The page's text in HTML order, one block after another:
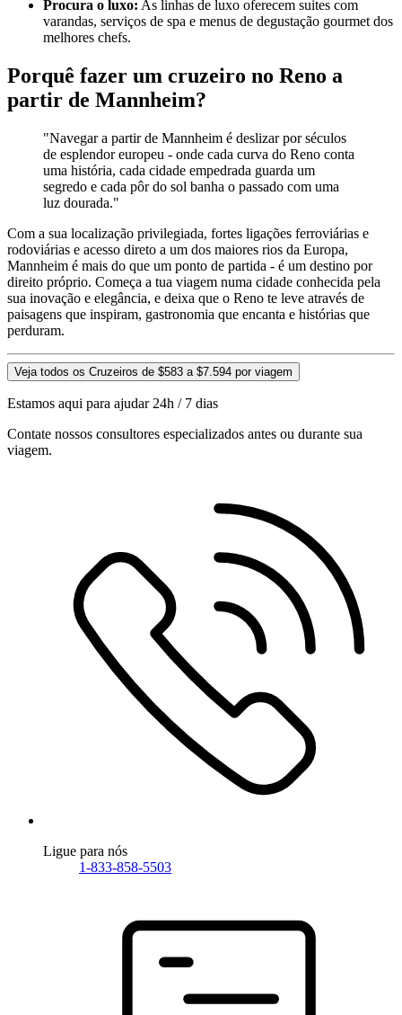
Procura o luxo: As linhas de luxo oferecem suites com
varandas, serviços de spa e menus de degustação gourmet dos
melhores chefs.
Porquê fazer um cruzeiro no Reno a
partir de Mannheim?
"Navegar a partir de Mannheim é deslizar por séculos
de esplendor europeu - onde cada curva do Reno conta
uma história, cada cidade empedrada guarda um
segredo e cada pôr do sol banha o passado com uma
luz dourada."
Com a sua localização privilegiada, fortes ligações ferroviárias e
rodoviárias e acesso direto a um dos maiores rios da Europa,
Mannheim é mais do que um ponto de partida - é um destino por
direito próprio. Começa a tua viagem numa cidade conhecida pela
sua inovação e elegância, e deixa que o Reno te leve através de
paisagens que inspiram, gastronomia que encanta e histórias que
perduram.
Veja todos os Cruzeiros de $583 a $7.594 por viagem
Estamos aqui para ajudar 24h / 7 dias
Contate nossos consultores especializados antes ou durante sua
viagem.
Ligue para nós
1-833-858-5503